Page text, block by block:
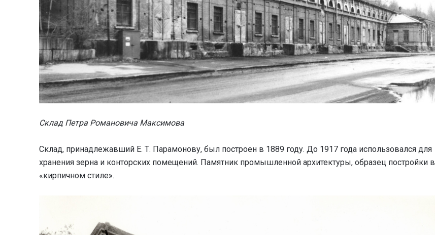
Склад Петра Романовича Максимова
Склад, принадлежавший Е. Т. Парамонову, был построен в 1889 году. До 1917 года использовался для
хранения зерна и конторских помещений. Памятник промышленной архитектуры, образец постройки в
«кирпичном стиле».